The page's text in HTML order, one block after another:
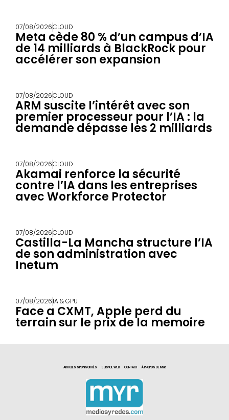
07/08/2026CLOUD
Meta cède 80 % d’un campus d’IA
de 14 milliards à BlackRock pour
accélérer son expansion
07/08/2026CLOUD
ARM suscite l’intérêt avec son
premier processeur pour l’IA : la
demande dépasse les 2 milliards
07/08/2026CLOUD
Akamai renforce la sécurité
contre l’IA dans les entreprises
avec Workforce Protector
07/08/2026CLOUD
Castilla-La Mancha structure l’IA
de son administration avec
Inetum
07/08/2026IA & GPU
Face a CXMT, Apple perd du
terrain sur le prix de la memoire
ARTICLES SPONSORITÉS SERVICE WEB CONTACT À PROPOS DE MYR